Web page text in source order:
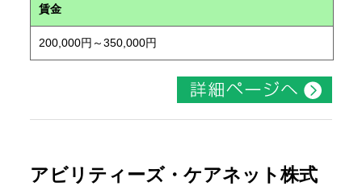
賃金
200,000円～350,000円
アビリティーズ・ケアネット株式